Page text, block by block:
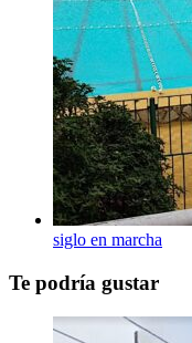
siglo en marcha
Te podría gustar